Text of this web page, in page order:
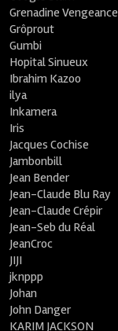
Grenadine Vengeance
Grôprout
Gumbi
Hopital Sinueux
Ibrahim Kazoo
ilya
Inkamera
Iris
Jacques Cochise
Jambonbill
Jean Bender
Jean-Claude Blu Ray
Jean-Claude Crépir
Jean-Seb du Réal
JeanCroc
JIJI
jknppp
Johan
John Danger
KARIM JACKSON